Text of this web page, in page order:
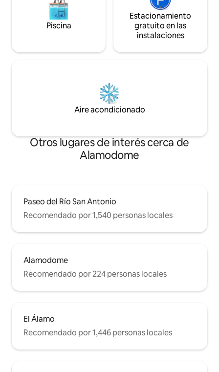
Piscina
Estacionamiento
gratuito en las
instalaciones
Aire acondicionado
Otros lugares de interés cerca de
Alamodome
Paseo del Río San Antonio
Recomendado por 1,540 personas locales
Alamodome
Recomendado por 224 personas locales
El Álamo
Recomendado por 1,446 personas locales